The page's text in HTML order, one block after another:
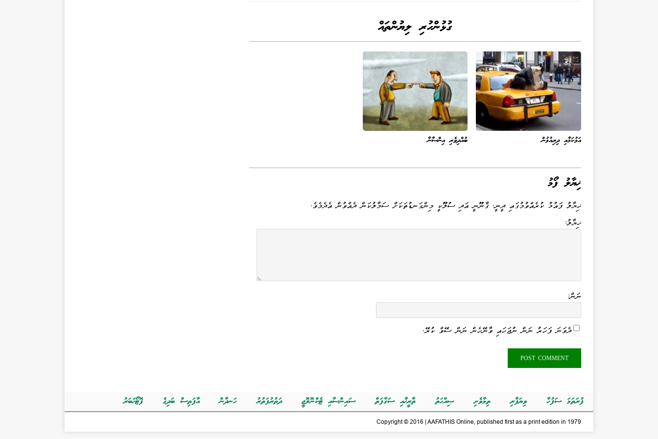
ގުޅުންހުރި ލިޔުންތައް
އަޅުކަމާއި ދިރިއުޅުން ބުއްދިވެރި އިންސާނާ
ޚިޔާލު ފޯމު
ޚިޔާލު ފައުޅު ކުރެއްވުމުގައި ދީނީ، ޤާނޫނީ އަދި ސުލޫކީ މިންގަނޑުތަކަށް ސަމާލުކަން ދެއްވުން އެދެމެވެ.
ޚިޔާލު:
ނަން:
ދެވަނަ ފަހަރު ނަން ނުޖަހައި ވާނޭހެން ނަން ސޭވް ކުރޭ.
ފުރަތަމަ ސަފުހާ ވިޔަފާރި ތިމާވެށި ޞިއްޙަތު ތާރީޚާއި ސަގާފަތް ސައިންސާއި ޓެކްނޮލޮޖީ ދަތުރުފަތުރު ހަނދާން އާފަތިސް ބަދިގެ ފޮޓޯޚަބަރު
Copyright © 2016 | AAFATHIS Online, published first as a print edition in 1979